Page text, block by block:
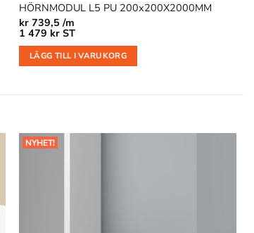
HÖRNMODUL L5 PU 200x200X2000MM
kr 739,5 /m
1 479 kr ST
LÄGG TILL I VARUKORG
NYHET!